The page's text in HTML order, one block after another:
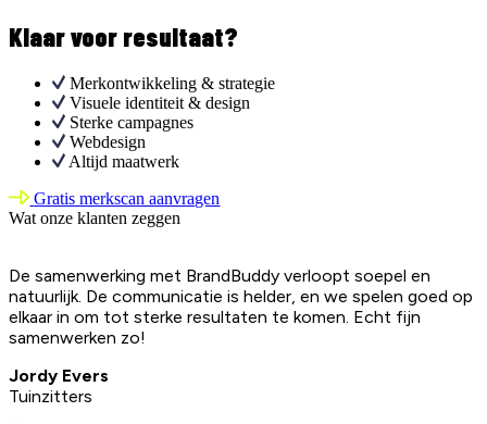
Klaar voor resultaat?
Merkontwikkeling & strategie
Visuele identiteit & design
Sterke campagnes
Webdesign
Altijd maatwerk
Gratis merkscan aanvragen
Wat onze klanten zeggen
De samenwerking met BrandBuddy verloopt soepel en
natuurlijk. De communicatie is helder, en we spelen goed op
elkaar in om tot sterke resultaten te komen. Echt fijn
samenwerken zo!
Jordy Evers
Tuinzitters